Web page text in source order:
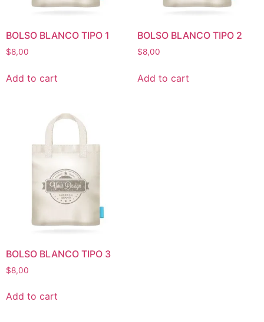
BOLSO BLANCO TIPO 1
$8,00
Add to cart
BOLSO BLANCO TIPO 2
$8,00
Add to cart
BOLSO BLANCO TIPO 3
$8,00
Add to cart